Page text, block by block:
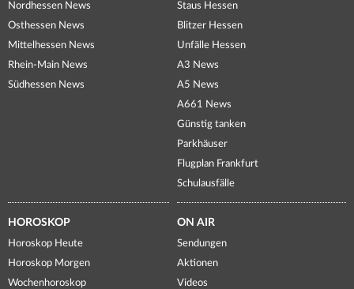
Nordhessen News
Osthessen News
Mittelhessen News
Rhein-Main News
Südhessen News
Staus Hessen
Blitzer Hessen
Unfälle Hessen
A3 News
A5 News
A661 News
Günstig tanken
Parkhäuser
Flugplan Frankfurt
Schulausfälle
HOROSKOP
Horoskop Heute
Horoskop Morgen
Wochenhoroskop
ON AIR
Sendungen
Aktionen
Videos